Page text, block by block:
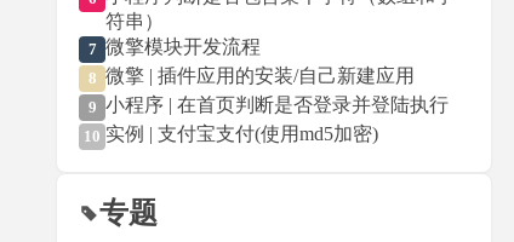
符串）
7 微擎模块开发流程
8 微擎 | 插件应用的安装/自己新建应用
9 小程序 | 在首页判断是否登录并登陆执行
10 实例 | 支付宝支付(使用md5加密)
专题